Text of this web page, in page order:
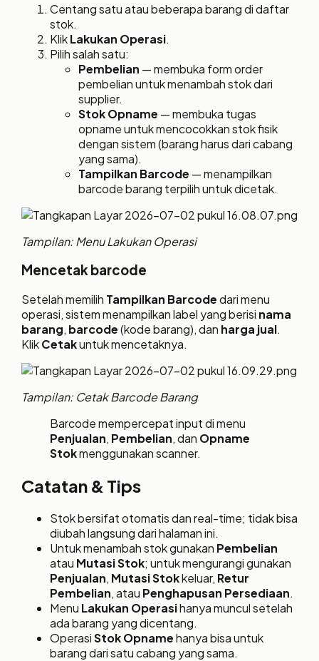
Centang satu atau beberapa barang di daftar
stok.
KlikLakukan Operasi.
Pilih salah satu:
Pembelian — membuka form order
pembelian untuk menambah stok dari
supplier.
Stok Opname — membuka tugas
opname untuk mencocokkan stok fisik
dengan sistem (barang harus dari cabang
yang sama).
Tampilkan Barcode — menampilkan
barcode barang terpilih untuk dicetak.
Tampilan: Menu Lakukan Operasi
Mencetak barcode
Setelah memilih Tampilkan Barcodedari menu
operasi, sistem menampilkan label yang berisi nama
barang, barcode(kode barang), dan harga jual.
KlikCetakuntuk mencetaknya.
Tampilan: Cetak Barcode Barang
Barcode mempercepat input di menu
Penjualan, Pembelian, dan Opname
Stokmenggunakan scanner.
Catatan & Tips
Stok bersifat otomatis dan real-time; tidak bisa
diubah langsung dari halaman ini.
Untuk menambah stok gunakan Pembelian
atau Mutasi Stok; untuk mengurangi gunakan
Penjualan, Mutasi Stokkeluar, Retur
Pembelian, atau Penghapusan Persediaan.
Menu Lakukan Operasihanya muncul setelah
ada barang yang dicentang.
OperasiStok Opnamehanya bisa untuk
barang dari satu cabang yang sama.